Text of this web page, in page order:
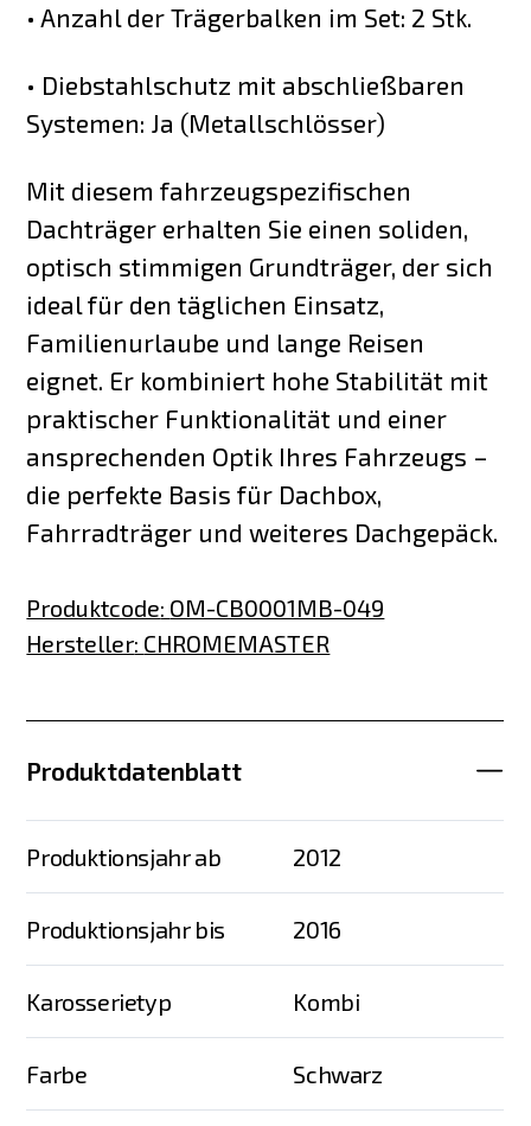
• Anzahl der Trägerbalken im Set: 2 Stk.
• Diebstahlschutz mit abschließbaren
Systemen: Ja (Metallschlösser)
Mit diesem fahrzeugspezifischen
Dachträger erhalten Sie einen soliden,
optisch stimmigen Grundträger, der sich
ideal für den täglichen Einsatz,
Familienurlaube und lange Reisen
eignet. Er kombiniert hohe Stabilität mit
praktischer Funktionalität und einer
ansprechenden Optik Ihres Fahrzeugs –
die perfekte Basis für Dachbox,
Fahrradträger und weiteres Dachgepäck.
Produktcode: OM-CB0001MB-049
Hersteller: CHROMEMASTER
Produktdatenblatt
Produktionsjahr ab 2012
Produktionsjahr bis 2016
Karosserietyp Kombi
Farbe Schwarz